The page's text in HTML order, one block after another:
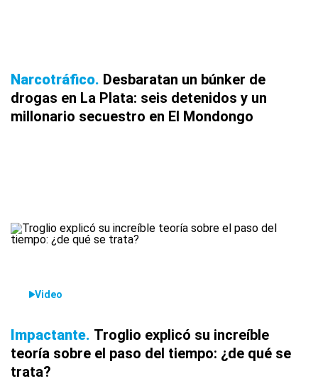
Narcotráfico Desbaratan un búnker de
drogas en La Plata: seis detenidos y un
millonario secuestro en El Mondongo
Video
Impactante Troglio explicó su increíble
teoría sobre el paso del tiempo: ¿de qué se
trata?